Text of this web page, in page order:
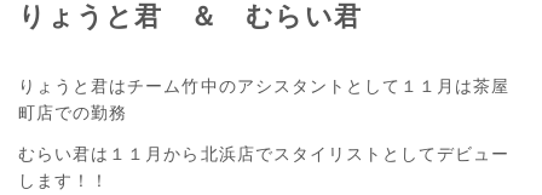
りょうと君 ＆ むらい君
りょうと君はチーム竹中のアシスタントとして１１月は茶屋
町店での勤務
むらい君は１１月から北浜店でスタイリストとしてデビュー
します！！